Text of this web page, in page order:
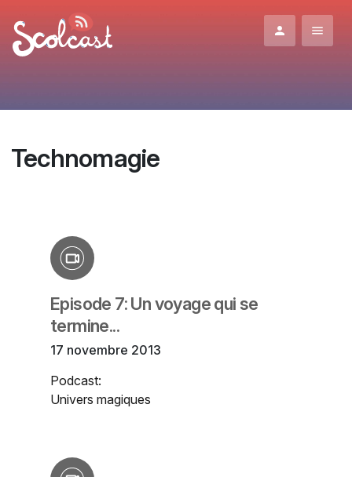
Technomagie
Episode 7: Un voyage qui se
termine...
17 novembre 2013
Podcast:
Univers magiques